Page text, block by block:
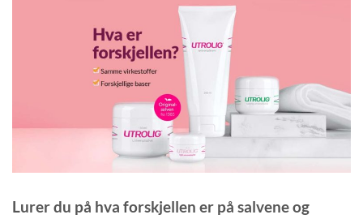
Lurer du på hva forskjellen er på salvene og